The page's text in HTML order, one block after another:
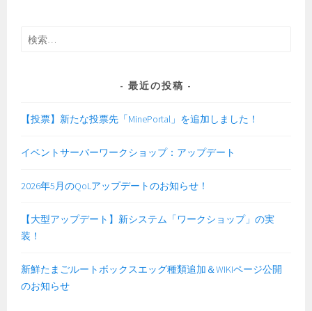
検
最近の投稿
【投票】新たな投票先「MinePortal」を追加しました！
イベントサーバーワークショップ：アップデート
2026年5月のQoLアップデートのお知らせ！
【大型アップデート】新システム「ワークショップ」の実
装！
新鮮たまごルートボックスエッグ種類追加＆WIKIページ公開
のお知らせ